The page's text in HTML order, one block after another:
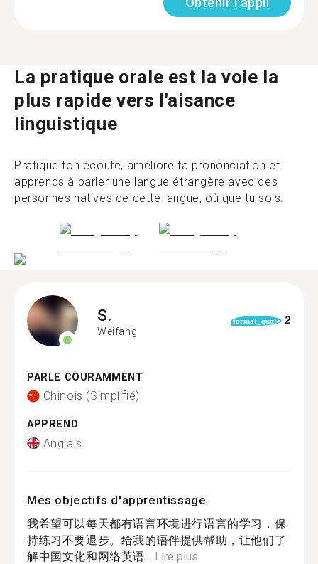
La pratique orale est la voie la
plus rapide vers l'aisance
linguistique
Pratique ton écoute, améliore ta prononciation et
apprends à parler une langue étrangère avec des
personnes natives de cette langue, où que tu sois.
S.
Weifang
format_quote 2
PARLE COURAMMENT
Chinois (Simplifié)
APPREND
Anglais
Mes objectifs d'apprentissage
我希望可以每天都有语言环境进行语言的学习，保
持练习不要退步。给我的语伴提供帮助，让他们了
解中国文化和网络英语... Lire plus